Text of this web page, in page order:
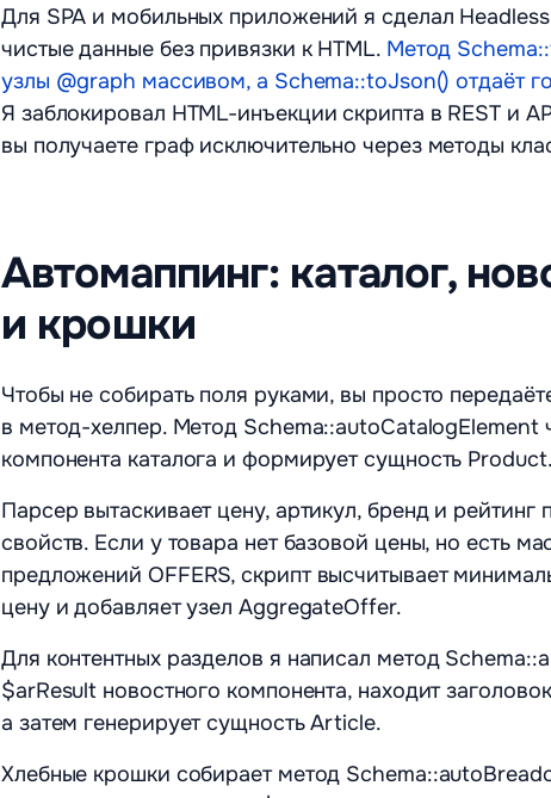
Для SPA и мобильных приложений я сделал Headless
чистые данные без привязки к HTML. Метод
узлы @graph массивом, а Schema::toJson() отдаёт
Я заблокировал HTML-инъекции скрипта в REST и
вы получаете граф исключительно через методы
Автомаппинг: каталог,
и крошки
Чтобы не собирать поля руками, вы просто
в метод-хелпер. Метод Schema::autoCatalogElement
компонента каталога и формирует сущность Product.
Парсер вытаскивает цену, артикул, бренд и
свойств. Если у товара нет базовой цены, но есть
предложений OFFERS, скрипт высчитывает
цену и добавляет узел AggregateOffer.
Для контентных разделов я написал метод
$arResult новостного компонента, находит
а затем генерирует сущность Article.
Хлебные крошки собирает метод